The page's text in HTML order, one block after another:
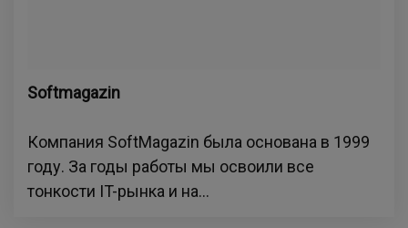
Softmagazin
Компания SoftMagazin была основана в 1999
году. За годы работы мы освоили все
тонкости IT-рынка и на...